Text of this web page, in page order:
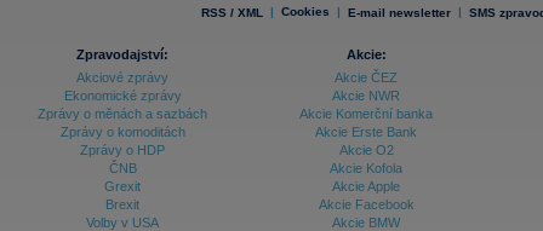
RSS / XML | Cookies | E-mail newsletter | SMS
Zpravodajství:
Akciové zprávy
Ekonomické zprávy
Zprávy o měnách a sazbách
Zprávy o komoditách
Zprávy o HDP
ČNB
Grexit
Brexit
Volby v USA
Akcie:
Akcie ČEZ
Akcie NWR
Akcie Komerční banka
Akcie Erste Bank
Akcie O2
Akcie Kofola
Akcie Apple
Akcie Facebook
Akcie BMW